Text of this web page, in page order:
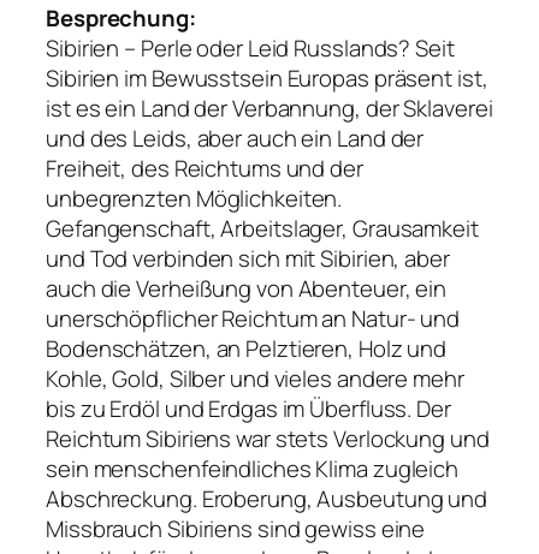
Besprechung:
Sibirien – Perle oder Leid Russlands? Seit
Sibirien im Bewusstsein Europas präsent ist,
ist es ein Land der Verbannung, der Sklaverei
und des Leids, aber auch ein Land der
Freiheit, des Reichtums und der
unbegrenzten Möglichkeiten.
Gefangenschaft, Arbeitslager, Grausamkeit
und Tod verbinden sich mit Sibirien, aber
auch die Verheißung von Abenteuer, ein
unerschöpflicher Reichtum an Natur- und
Bodenschätzen, an Pelztieren, Holz und
Kohle, Gold, Silber und vieles andere mehr
bis zu Erdöl und Erdgas im Überfluss. Der
Reichtum Sibiriens war stets Verlockung und
sein menschenfeindliches Klima zugleich
Abschreckung. Eroberung, Ausbeutung und
Missbrauch Sibiriens sind gewiss eine